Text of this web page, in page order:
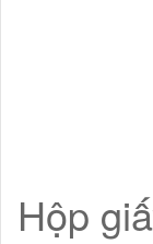
Hộp